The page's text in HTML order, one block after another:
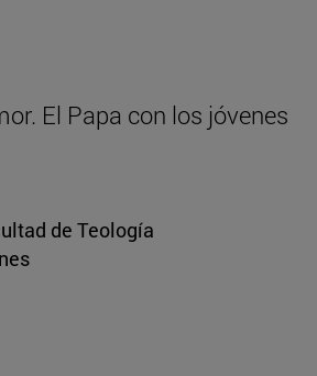
El Papa con los jóvenes
de Teología